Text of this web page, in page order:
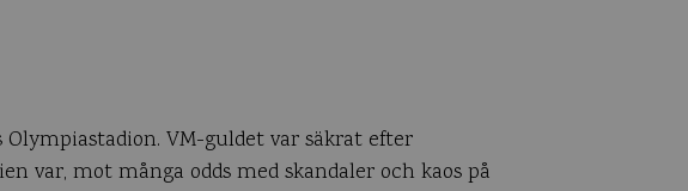
VM-guldet var säkrat efter
var, mot många odds med skandaler och kaos på